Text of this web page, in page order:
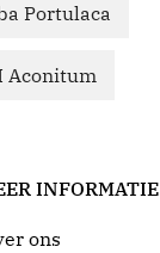
Portulaca
Aconitum
INFORMATIE
ons